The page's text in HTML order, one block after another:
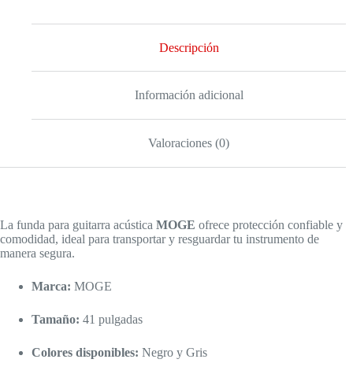
Descripción
Información adicional
Valoraciones (0)
La funda para guitarra acústica MOGE ofrece protección confiable y
comodidad, ideal para transportar y resguardar tu instrumento de
manera segura.
Marca: MOGE
Tamaño: 41 pulgadas
Colores disponibles: Negro y Gris